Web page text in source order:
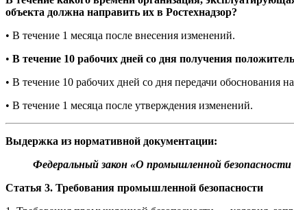
объекта должна направить их в Ростехнадзор?
• В течение 1 месяца после внесения изменений.
• В течение 10 рабочих дней со дня получения
• В течение 10 рабочих дней со дня передачи обоснования
• В течение 1 месяца после утверждения изменений.
Выдержка из нормативной документации:
Федеральный закон «О промышленной
Статья 3. Требования промышленной безопасности